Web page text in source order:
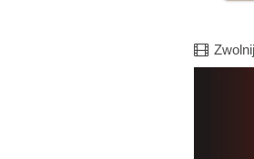
Film